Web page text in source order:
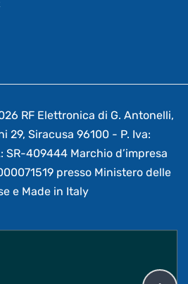
RF Elettronica di G. Antonelli,
29, Siracusa 96100 - P. Iva:
SR-409444 Marchio d’impresa
presso Ministero delle
e Made in Italy